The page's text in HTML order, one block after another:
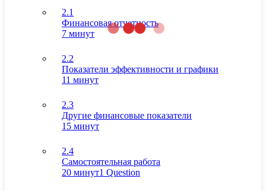
2.1
Финансовая отчетность
7 минут
2.2
Показатели эффективности и графики
11 минут
2.3
Другие финансовые показатели
15 минут
2.4
Самостоятельная работа
20 минут1 Question